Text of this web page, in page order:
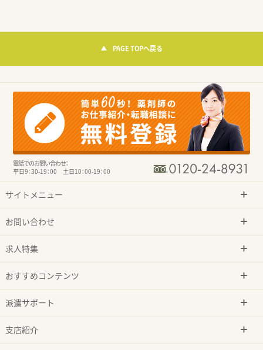
PAGE TOPへ戻る
電話でのお問い合わせ：
平日9：30-19：00 土日10：00-19：00
サイトメニュー
お問い合わせ
求人特集
おすすめコンテンツ
派遣サポート
支店紹介